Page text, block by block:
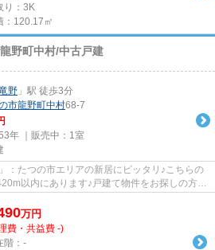
り：3K
：120.17㎡
野町中村/中古戸建
野 」駅 徒歩3分
市龍野町中村68-7
年 ｜販売中： 1室
：たつの市エリアの新居にピッタリ♪こちらの
以内にあります♪戸建て物件をお探しの方
万円
費・共益費 -)
階：-